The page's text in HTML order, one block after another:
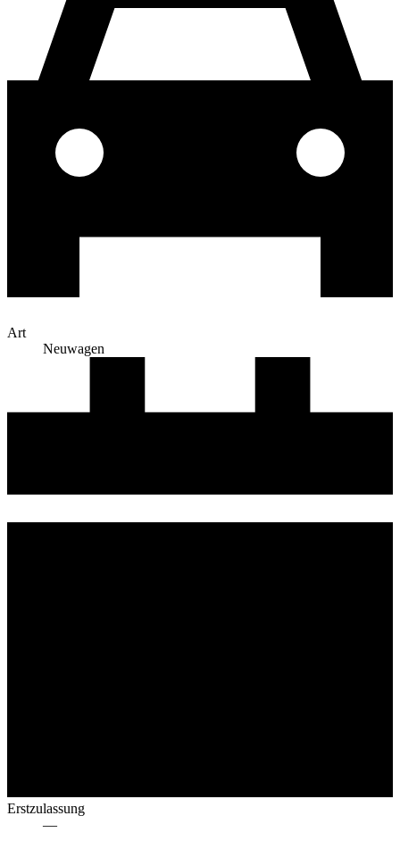
Art
Neuwagen
Erstzulassung
—